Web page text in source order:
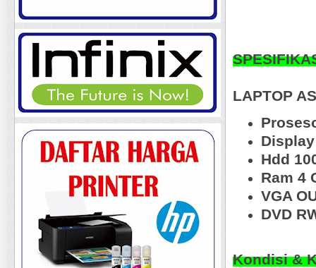
LAPTOP
Display
Hdd
Ram 4
VGA
DVD
Kondisi &